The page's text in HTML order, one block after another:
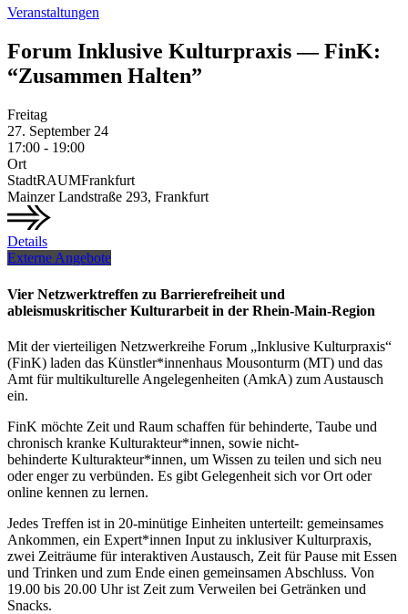
Veranstaltungen
Forum Inklusive Kulturpraxis — FinK:
“Zusammen Halten”
Freitag
27. September 24
17:00 - 19:00
Ort
StadtRAUMFrankfurt
Mainzer Landstraße 293, Frankfurt
Details
Externe Angebote
Vier Netzwerktreffen zu Barrierefreiheit und
ableismuskritischer Kulturarbeit in der Rhein-Main-Region
Mit der vierteiligen Netzwerkreihe Forum „Inklusive Kulturpraxis“
(FinK) laden das Künstler*innenhaus Mousonturm (MT) und das
Amt für multikulturelle Angelegenheiten (AmkA) zum Austausch
ein.
FinK möchte Zeit und Raum schaffen für behinderte, Taube und
chronisch kranke Kulturakteur*innen, sowie nicht-
behinderte Kulturakteur*innen, um Wissen zu teilen und sich neu
oder enger zu verbünden. Es gibt Gelegenheit sich vor Ort oder
online kennen zu lernen.
Jedes Treffen ist in 20-minütige Einheiten unterteilt: gemeinsames
Ankommen, ein Expert*innen Input zu inklusiver Kulturpraxis,
zwei Zeiträume für interaktiven Austausch, Zeit für Pause mit Essen
und Trinken und zum Ende einen gemeinsamen Abschluss. Von
19.00 bis 20.00 Uhr ist Zeit zum Verweilen bei Getränken und
Snacks.